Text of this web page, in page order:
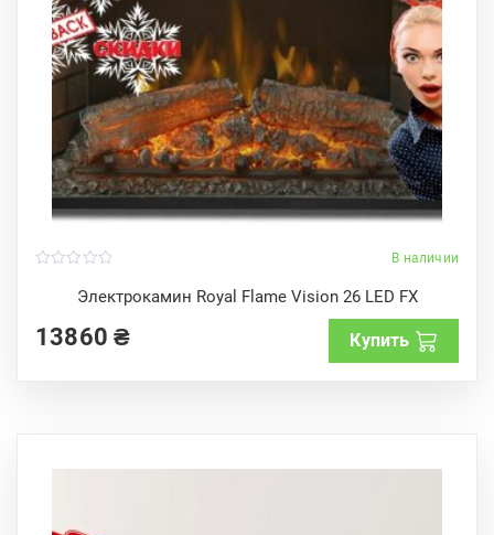
В наличии
Электрокамин Royal Flame Vision 26 LED FX
o
13860₴ Купить